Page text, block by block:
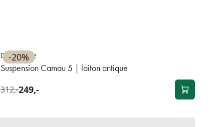
-20%
Disponible
Suspension Camau 5 | laiton antique
312,-249,-